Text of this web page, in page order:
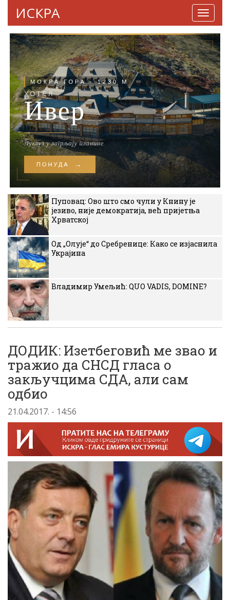
ИСКРА
Пуповац: Ово што смо чули у Книну је
језиво, није демократија, већ пријетња
Хрватској
Од „Олује“ до Сребренице: Како се изјаснила
Украјина
Владимир Умељић: QUO VADIS, DOMINE?
ДОДИК: Изетбеговић ме звао и
тражио да СНСД гласа о
закључцима СДА, али сам
одбио
21.04.2017. - 14:56